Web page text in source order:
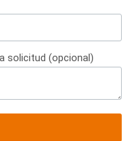
solicitud (opcional)